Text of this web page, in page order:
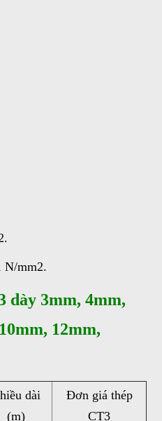
N/mm2.
dày 3mm, 4mm,
12mm,
dài
(m)
Đơn giá thép
CT3